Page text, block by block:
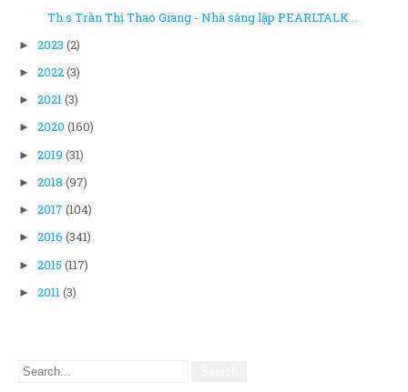
Th.s Trần Thị Thao Giang - Nhà sáng lập PEARLTALK ...
► 2023 (2)
► 2022(3)
► 2021(3)
► 2020 (160)
► 2019 (31)
► 2018 (97)
► 2017 (104)
► 2016 (341)
► 2015 (117)
► 2011(3)